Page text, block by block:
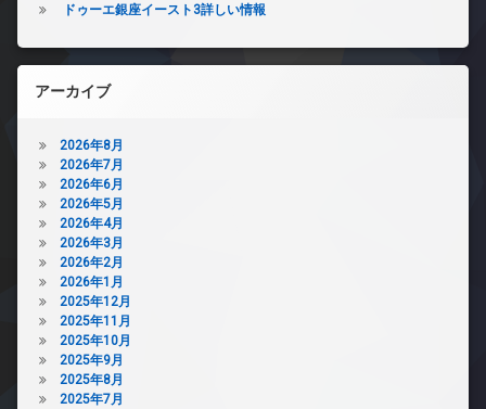
ドゥーエ銀座イースト3詳しい情報
アーカイブ
2026年8月
2026年7月
2026年6月
2026年5月
2026年4月
2026年3月
2026年2月
2026年1月
2025年12月
2025年11月
2025年10月
2025年9月
2025年8月
2025年7月